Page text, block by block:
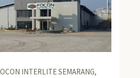
INTERLITE SEMARANG,